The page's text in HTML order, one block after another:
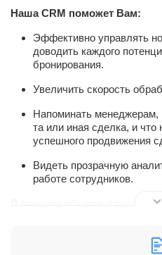
Наша СRM поможет Вам:
Эффективно управлять
доводить каждого
бронирования.
Увеличить скорость
Напоминать менеджерам,
та или иная сделка, и
успешного продвижения
Видеть прозрачную
работе сотрудников.
В полном объеме данное
автоматической постановки